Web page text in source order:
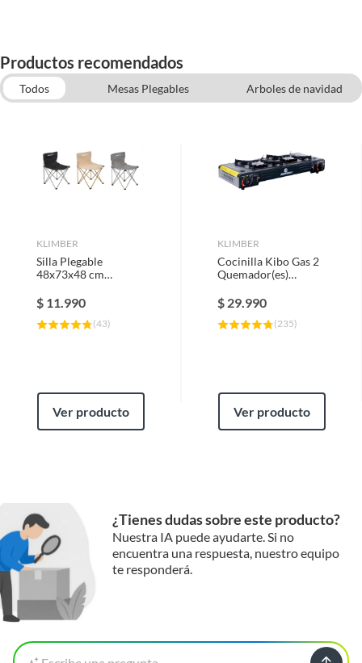
Productos recomendados
Todos Mesas Plegables
Arboles de navidad
KLIMBER
Silla Plegable
48x73x48 cm
$ 11.990
(43)
Ver producto
KLIMBER
Cocinilla Kibo Gas 2
Quemador(es)
Oscuro
$ 29.990
(235)
Ver producto
¿Tienes dudas sobre este producto?
Nuestra IA puede ayudarte. Si no
encuentra una respuesta, nuestro equipo
te responderá.